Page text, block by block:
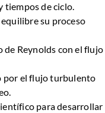
tiempos de ciclo.
su proceso
de Reynolds con el flujo
por el flujo turbulento
para desarrollar